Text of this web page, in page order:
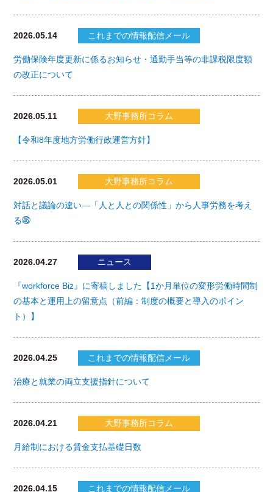
2026.05.14 これまでの情報配信メール
労働保険年度更新に係るお知らせ・通勤手当等の非課税限度額
の改正について
2026.05.11 大野事務所コラム
【令和8年度地方労働行政運営方針】
2026.05.01 大野事務所コラム
対話と議論の違い―「人と人との関係性」から人事労務を考え
る㊻
2026.04.27 ニュース
『workforce Biz』に寄稿しました【1か月単位の変形労働時間制
の基本と運用上の留意点（前編：制度の概要と導入のポイン
ト）】
2026.04.25 これまでの情報配信メール
治療と就業の両立支援指針について
2026.04.21 大野事務所コラム
月給制における賃金支払基礎日数
2026.04.15 これまでの情報配信メール